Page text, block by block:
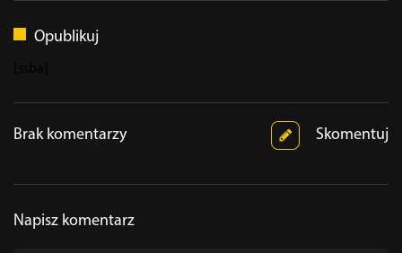
Opublikuj
Brak komentarzy Skomentuj
Napisz komentarz